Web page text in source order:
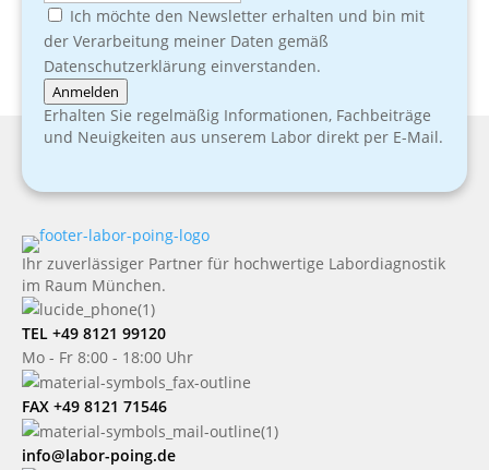
Ich möchte den Newsletter erhalten und bin mit
der Verarbeitung meiner Daten gemäß
Datenschutzerklärung einverstanden.
Anmelden
Erhalten Sie regelmäßig Informationen, Fachbeiträge
und Neuigkeiten aus unserem Labor direkt per E-Mail.
Ihr zuverlässiger Partner für hochwertige Labordiagnostik
im Raum München.
TEL +49 8121 99120
Mo - Fr 8:00 - 18:00 Uhr
FAX +49 8121 71546
info@labor-poing.de